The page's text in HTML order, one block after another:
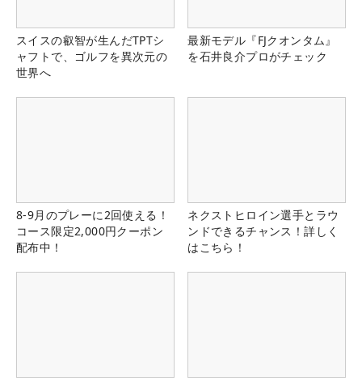
スイスの叡智が生んだTPTシ
ャフトで、ゴルフを異次元の
世界へ
最新モデル『FJクオンタム』
を石井良介プロがチェック
8-9月のプレーに2回使える！
コース限定2,000円クーポン
配布中！
ネクストヒロイン選手とラウ
ンドできるチャンス！詳しく
はこちら！